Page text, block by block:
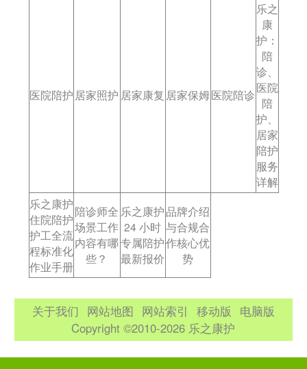
医院陪护 居家照护 居家康复 居家保姆医院陪诊
乐之
康
护：
陪
诊、
医院
陪
护、
居家
陪护
服务
详解
乐之康护
住院陪护
护工全流
程标准化
作业手册
陪诊师全
场景工作
内容有哪
些？
乐之康护
24 小时
专属陪护
最新报价
品牌介绍
与合规合
作核心优
势
关于我们 网站地图 网站索引 移动版
电脑版
Copyright ©2010-2026 乐之康护